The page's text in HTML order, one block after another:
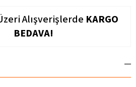
Alışverişlerde KARGO
BEDAVA!